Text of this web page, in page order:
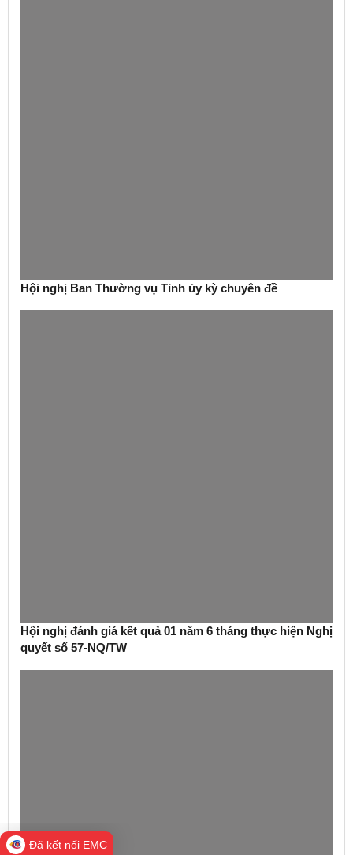
Hội nghị Ban Thường vụ Tỉnh ủy kỳ chuyên đề
Hội nghị đánh giá kết quả 01 năm 6 tháng thực hiện Nghị
quyết số 57-NQ/TW
Đã kết nối EMC